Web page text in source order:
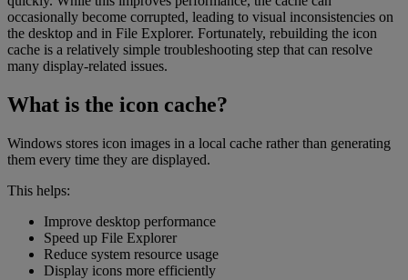
occasionally become corrupted, leading to visual inconsistencies on
the desktop and in File Explorer. Fortunately, rebuilding the icon
cache is a relatively simple troubleshooting step that can resolve
many display-related issues.
What is the icon cache?
Windows stores icon images in a local cache rather than generating
them every time they are displayed.
This helps:
Improve desktop performance
Speed up File Explorer
Reduce system resource usage
Display icons more efficiently